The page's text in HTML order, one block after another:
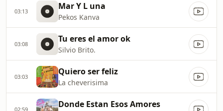
03:13 Mar Y L una
Pekos Kanva
03:08 Tu eres el amor ok
Silvio Brito.
03:03 Quiero ser feliz
La cheverisima
02:59 Donde Estan Esos Amores